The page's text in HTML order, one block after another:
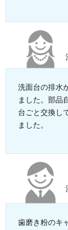
洗面台の排水
ました。部品
台ごと交換し
ました。
歯磨き粉のキ